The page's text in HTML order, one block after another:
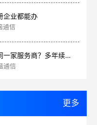
企业都能办
通信
400电话新开和续费为什么要在同一家服务商？多年续费更划算
通信
更多